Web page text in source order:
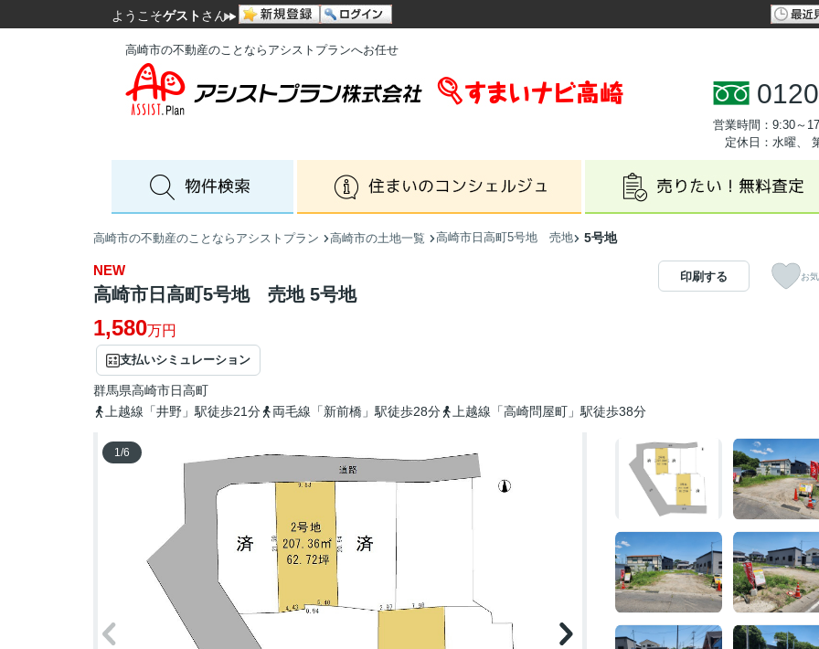
ようこそゲスト さん
高崎市の不動産のことならアシストプランへお任せ
営業時間：9:30～
定休日：水曜、
高崎市の不動産のことならアシストプラン 高崎市の土地一覧 高崎市日高町5号地 売地 5号地
NEW
高崎市日高町5号地 売地 5号地
1,580万円
支払いシミュレーション
群馬県高崎市日高町
上越線「井野」駅徒歩21分
両毛線「新前橋」駅徒歩28分 上越線「高崎問屋町」駅徒歩38分
印刷する お
1/6